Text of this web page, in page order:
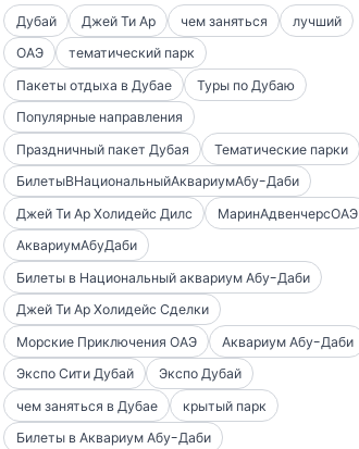
Дубай Джей Ти Ар чем заняться
лучший
ОАЭ
тематический парк
Пакеты отдыха в Дубае
Туры по Дубаю
Популярные направления
Праздничный пакет Дубая
Тематические парки
БилетыВНациональныйАквариумАбу-Даби
Джей Ти Ар Холидейс Дилс
МаринАдвенчерсОАЭ
АквариумАбуДаби
Билеты в Национальный аквариум Абу-Даби
Джей Ти Ар Холидейс Сделки
Морские Приключения ОАЭ
Аквариум Абу-Даби
Экспо Сити Дубай
Экспо Дубай
чем заняться в Дубае
крытый парк
Билеты в Аквариум Абу-Даби